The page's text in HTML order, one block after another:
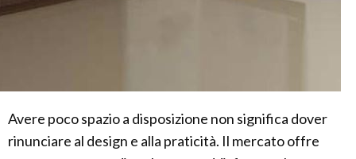
Avere poco spazio a disposizione non significa dover
rinunciare al design e alla praticità. Il mercato offre